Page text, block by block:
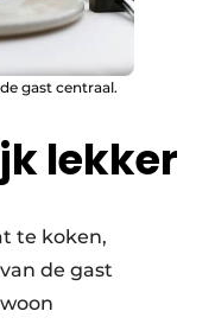
gast centraal.
lekker
te koken,
de gast